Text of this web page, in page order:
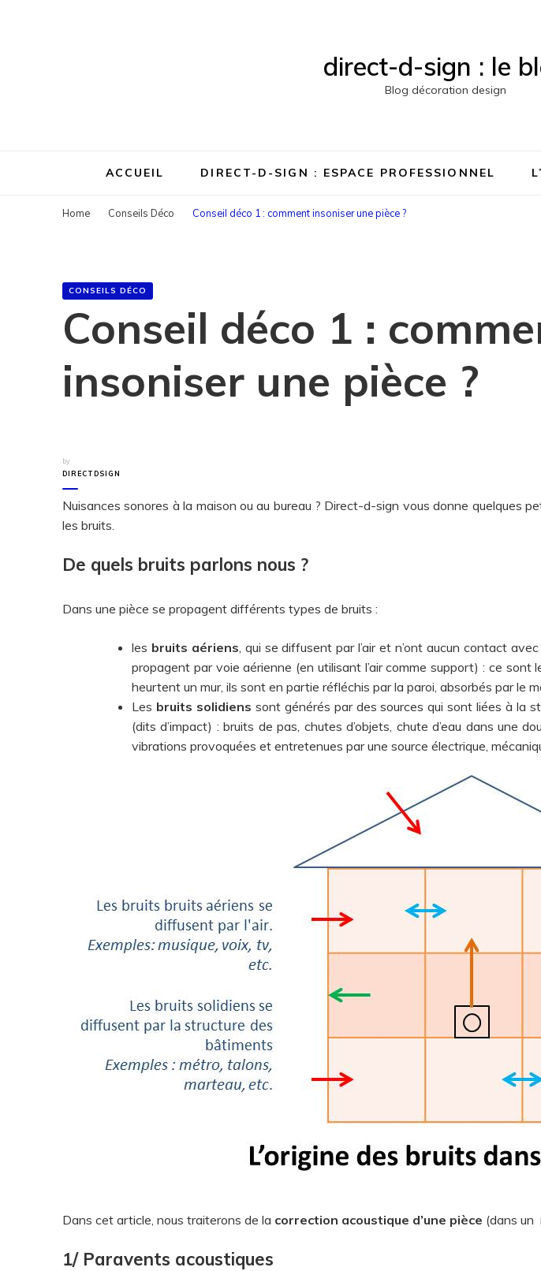
direct-d-sign : le
Blog décoration design
ACCUEIL DIRECT-D-SIGN : ESPACE PROFESSIONNEL
Home Conseils Déco Conseil déco 1 : comment insoniser une pièce ?
CONSEILS DÉCO
Conseil déco 1 :
insoniser une pièce ?
by
DIRECTDSIGN
Nuisances sonores à la maison ou au bureau ? Direct-d-sign vous donne quelques
les bruits.
De quels bruits parlons nous ?
Dans une pièce se propagent différents types de bruits :
les bruits aériens , qui se diffusent par l’air et n’ont aucun contact
propagent par voie aérienne (en utilisant l’air comme support) : ce
heurtent un mur, ils sont en partie réfléchis par la paroi, absorbés par le
Les bruits solidiens sont générés par des sources qui sont liées à la
(dits d’impact) : bruits de pas, chutes d’objets, chute d’eau dans une
vibrations provoquées et entretenues par une source électrique,
Dans cet article, nous traiterons de la correction acoustique d’une pièce (dans un
1/ Paravents acoustiques